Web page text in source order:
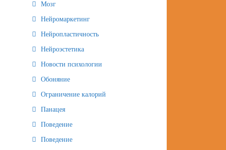
Мозг
Нейромаркетинг
Нейропластичность
Нейроэстетика
Новости психологии
Обоняние
Ограничение калорий
Панацея
Поведение
Поведение